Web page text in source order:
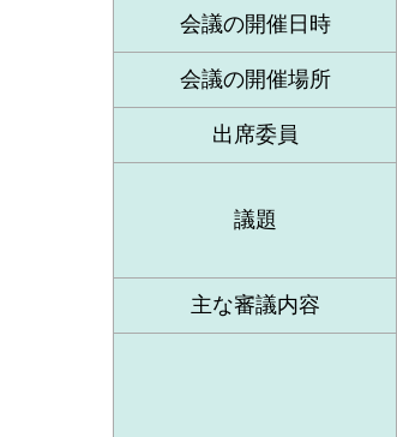
会議の開催日時
会議の開催場所
出席委員
議題
主な審議内容